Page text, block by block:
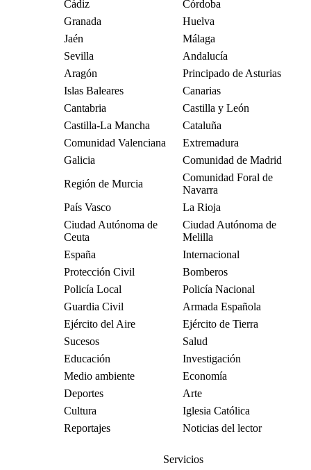
Cádiz
Córdoba
Granada
Huelva
Jaén
Málaga
Sevilla
Andalucía
Aragón
Principado de Asturias
Islas Baleares
Canarias
Cantabria
Castilla y León
Castilla-La Mancha
Cataluña
Comunidad Valenciana
Extremadura
Galicia
Comunidad de Madrid
Región de Murcia
Comunidad Foral de
Navarra
País Vasco
La Rioja
Ciudad Autónoma de
Ceuta
Ciudad Autónoma de
Melilla
España
Internacional
Protección Civil
Bomberos
Policía Local
Policía Nacional
Guardia Civil
Armada Española
Ejército del Aire
Ejército de Tierra
Sucesos
Salud
Educación
Investigación
Medio ambiente
Economía
Deportes
Arte
Cultura
Iglesia Católica
Reportajes
Noticias del lector
Servicios